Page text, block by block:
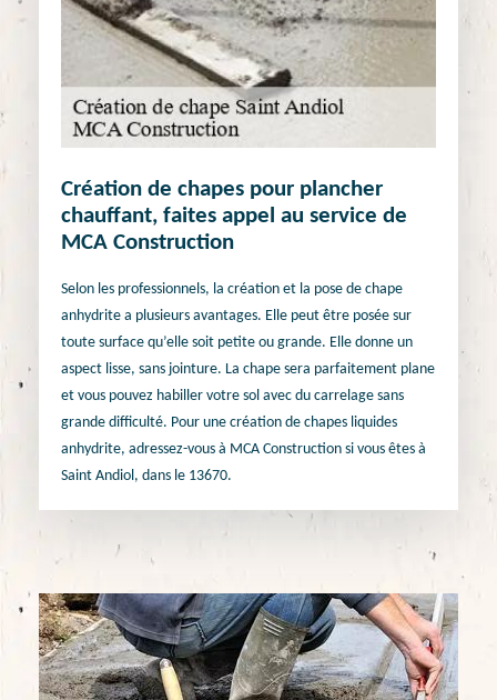
Création de chapes pour plancher
chauffant, faites appel au service de
MCA Construction
Selon les professionnels, la création et la pose de chape
anhydrite a plusieurs avantages. Elle peut être posée sur
toute surface qu’elle soit petite ou grande. Elle donne un
aspect lisse, sans jointure. La chape sera parfaitement plane
et vous pouvez habiller votre sol avec du carrelage sans
grande difficulté. Pour une création de chapes liquides
anhydrite, adressez-vous à MCA Construction si vous êtes à
Saint Andiol, dans le 13670.